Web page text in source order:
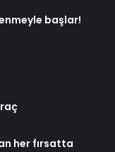
başlar!
her fırsatta